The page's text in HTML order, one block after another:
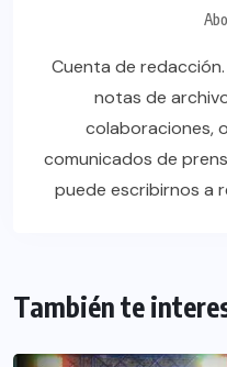
Cuenta de
notas de
colaboraciones,
comunicados de
puede escribirnos a
También te